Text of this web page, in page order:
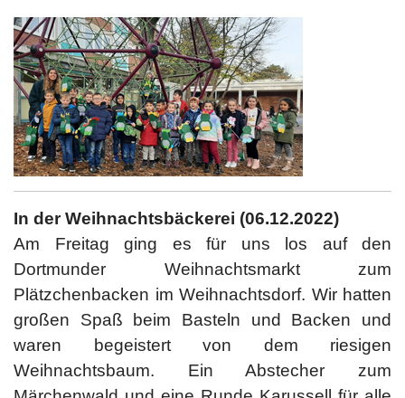
In der Weihnachtsbäckerei (06.12.2022)
Am Freitag ging es für uns los auf den
Dortmunder Weihnachtsmarkt zum
Plätzchenbacken im Weihnachtsdorf. Wir hatten
großen Spaß beim Basteln und Backen und
waren begeistert von dem riesigen
Weihnachtsbaum. Ein Abstecher zum